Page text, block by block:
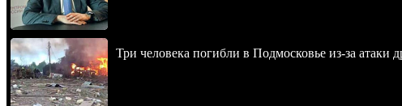
Три человека погибли в Подмосковье из-за атаки